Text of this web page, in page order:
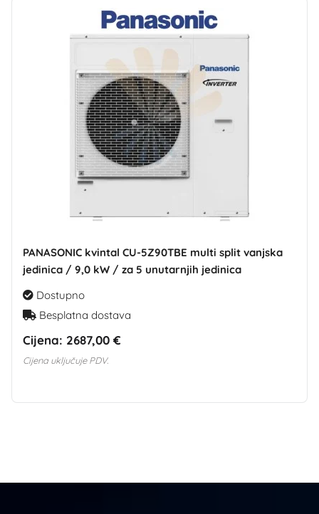
PANASONIC kvintal CU-5Z90TBE multi split vanjska
jedinica / 9,0 kW / za 5 unutarnjih jedinica
Dostupno
Besplatna dostava
Cijena: 2687,00 €
Cijena uključuje PDV.